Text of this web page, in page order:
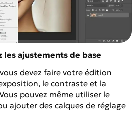
les ajustements de base
devez faire votre édition
le contraste et la
pouvez même utiliser le
ajouter des calques de réglage